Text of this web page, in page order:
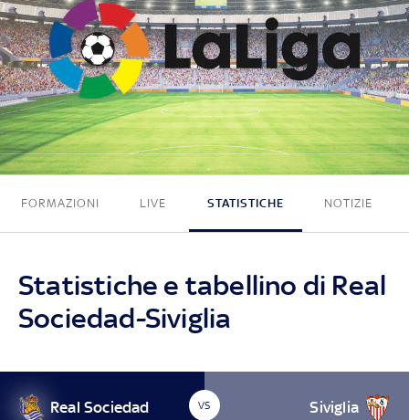
0 - 1
FORMAZIONI LIVE STATISTICHE NOTIZIE
Statistiche e tabellino di Real
Sociedad-Siviglia
Real Sociedad VS Siviglia